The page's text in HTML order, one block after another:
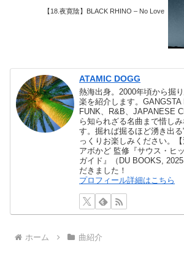
【18.夜寛陰】BLACK RHINO – No Love
ATAMIC DOGG
熱海出身。2000年頃から掘
楽を紹介します。GANGSTA
FUNK、R&B、JAPANESE
ら知られざる名曲まで惜し
す。掘れば掘るほど湧き出
っくりお楽しみください。
アボかど 監修『サウス・ヒ
ガイド』（DU BOOKS,
だきました！
プロフィール詳細はこちら
ホーム 曲紹介